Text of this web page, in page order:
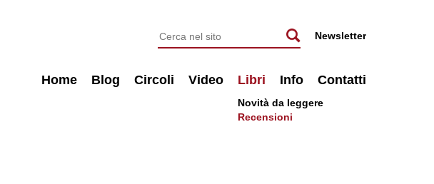
Newsletter
Home Blog Circoli Video Libri
Novità da leggere
Recensioni
Info Contatti